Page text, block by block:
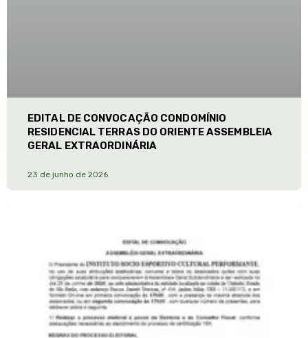
EDITAL DE CONVOCAÇÃO CONDOMÍNIO
RESIDENCIAL TERRAS DO ORIENTE ASSEMBLEIA
GERAL EXTRAORDINÁRIA
23 de junho de 2026